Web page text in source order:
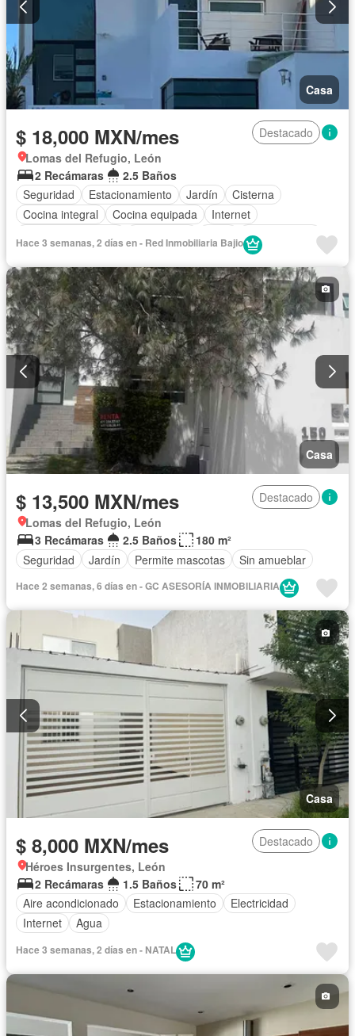
Casa
$ 18,000 MXN/mes
Destacado
Lomas del Refugio, León
2 Recámaras
2.5 Baños
Seguridad
Estacionamiento Jardín
Cisterna
Cocina integral
Cocina equipada
Internet
Zonas verdes
Completamente amueblado
Hace 3 semanas, 2 días en - Red Inmobiliaria Bajio
Casa
$ 13,500 MXN/mes
Destacado
Lomas del Refugio, León
3 Recámaras
2.5 Baños
180 m²
Seguridad
Jardín Permite mascotas Sin amueblar
Hace 2 semanas, 6 días en - GC ASESORÍA INMOBILIARIA
Casa
$ 8,000 MXN/mes
Destacado
Héroes Insurgentes, León
2 Recámaras
1.5 Baños
70 m²
Aire acondicionado
Estacionamiento
Electricidad
Internet
Agua
Hace 3 semanas, 2 días en - NATAL